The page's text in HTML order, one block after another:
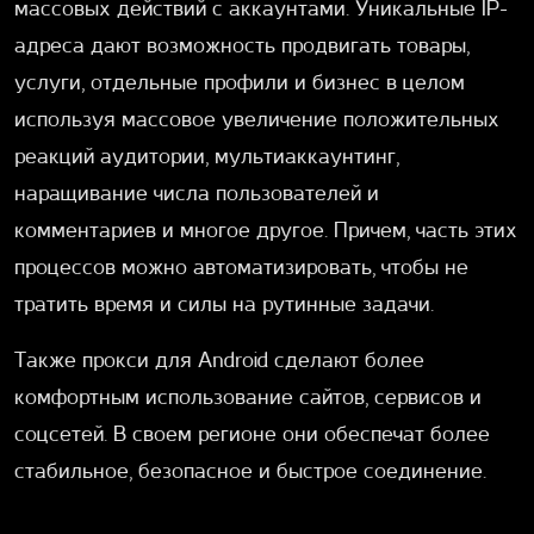
массовых действий с аккаунтами. Уникальные IP-
адреса дают возможность продвигать товары,
услуги, отдельные профили и бизнес в целом
используя массовое увеличение положительных
реакций аудитории, мультиаккаунтинг,
наращивание числа пользователей и
комментариев и многое другое. Причем, часть этих
процессов можно автоматизировать, чтобы не
тратить время и силы на рутинные задачи.
Также прокси для Android сделают более
комфортным использование сайтов, сервисов и
соцсетей. В своем регионе они обеспечат более
стабильное, безопасное и быстрое соединение.